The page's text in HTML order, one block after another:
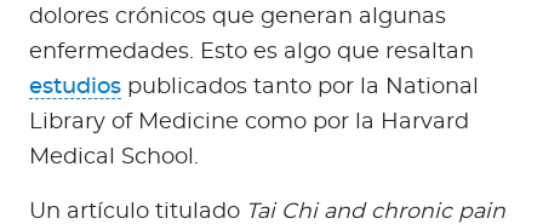
dolores crónicos que generan algunas
enfermedades. Esto es algo que resaltan
estudios publicados tanto por la National
Library of Medicine como por la Harvard
Medical School.
Un artículo titulado Tai Chi and chronic pain